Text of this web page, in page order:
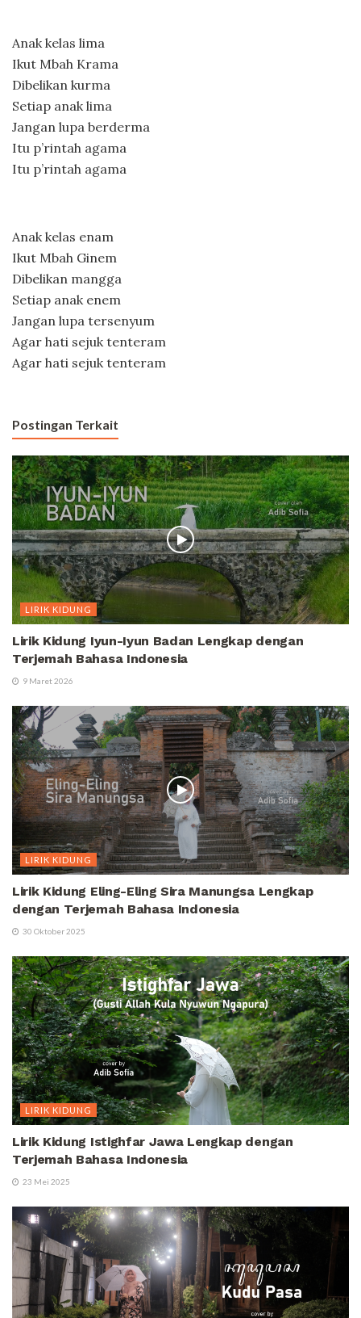
Anak kelas lima
Ikut Mbah Krama
Dibelikan kurma
Setiap anak lima
Jangan lupa berderma
Itu p’rintah agama
Itu p’rintah agama
Anak kelas enam
Ikut Mbah Ginem
Dibelikan mangga
Setiap anak enem
Jangan lupa tersenyum
Agar hati sejuk tenteram
Agar hati sejuk tenteram
Postingan Terkait
LIRIK KIDUNG
Lirik Kidung Iyun-Iyun Badan Lengkap dengan
Terjemah Bahasa Indonesia
9 Maret 2026
LIRIK KIDUNG
Lirik Kidung Eling-Eling Sira Manungsa Lengkap
dengan Terjemah Bahasa Indonesia
30 Oktober 2025
LIRIK KIDUNG
Lirik Kidung Istighfar Jawa Lengkap dengan
Terjemah Bahasa Indonesia
23 Mei 2025